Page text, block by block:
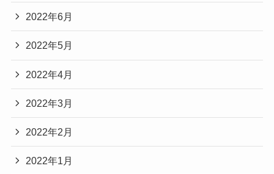
2022年6月
2022年5月
2022年4月
2022年3月
2022年2月
2022年1月